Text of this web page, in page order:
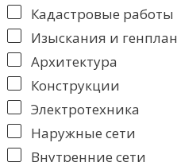
Кадастровые работы
Изыскания и генплан
Архитектура
Конструкции
Электротехника
Наружные сети
Внутренние сети